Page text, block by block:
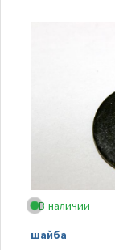
В наличии
шайба